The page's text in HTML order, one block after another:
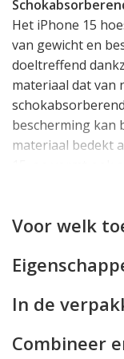
Het iPhone 15
van gewicht en
doeltreffend
materiaal dat van
bescherming kan
materiaal bedekt
Perfect op maat
iPhone 15 en past
vrij en de
achterop niet
Voor welk
In de
Combineer